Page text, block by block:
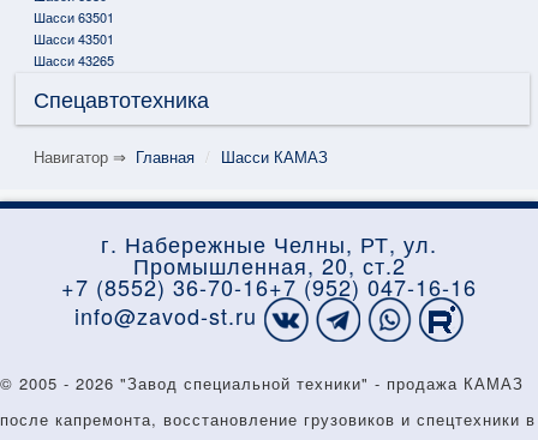
Шасси 63501
Шасси 43501
Шасси 43265
Спецавтотехника
Навигатор ⇒ Главная / Шасси КАМАЗ
г. Набережные Челны, РТ, ул.
Промышленная, 20, ст.2
+7 (8552) 36-70-16+7 (952) 047-16-16
info@zavod-st.ru
КАТАЛОГ УСЛУГИ
ГАРАНТИЯ
© 2005 - 2026 "Завод специальной техники" - продажа КАМАЗ
после капремонта, восстановление грузовиков и спецтехники в